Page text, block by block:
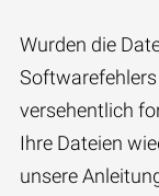
Wurden die
versehentlich
Ihre Dateien
unsere